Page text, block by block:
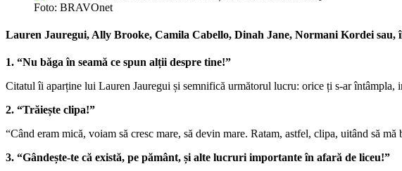
Foto: BRAVOnet
Lauren Jauregui, Ally Brooke, Camila Cabello, Dinah Jane, Normani Kordei sau,
1. “Nu băga în seamă ce spun alții despre tine!”
Citatul îi aparține lui Lauren Jauregui și semnifică următorul lucru: orice ți s-ar
2. “Trăiește clipa!”
“Când eram mică, voiam să cresc mare, să devin mare. Ratam, astfel, clipa, uitând să
3. “Gândește-te că există, pe pământ, și alte lucruri importante în afară de liceu!”